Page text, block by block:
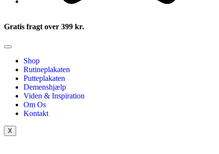
Gratis fragt over 399 kr.
Shop
Rutineplakaten
Putteplakaten
Demenshjælp
Viden & Inspiration
Om Os
Kontakt
X